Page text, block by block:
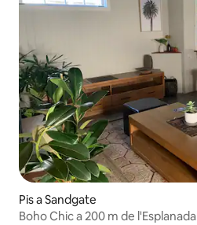
Pis a Sandgate
Boho Chic a 200 m de l'Esplanada